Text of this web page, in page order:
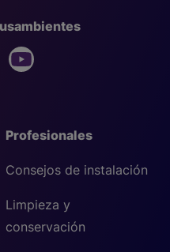
Profesionales
Consejos de instalación
Limpieza y
conservación